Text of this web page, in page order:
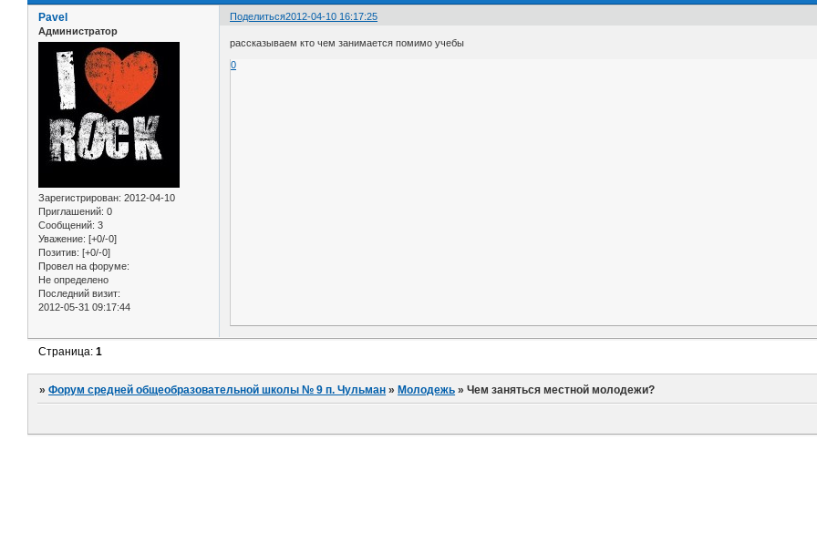
Поделиться2012-04-10 16:17:25
Pavel
Администратор
Зарегистрирован: 2012-04-10
Приглашений: 0
Сообщений: 3
Уважение: [+0/-0]
Позитив: [+0/-0]
Провел на форуме:
Не определено
Последний визит:
2012-05-31 09:17:44
рассказываем кто чем занимается помимо учебы
0
Страница:1
»Форум средней общеобразовательной школы № 9 п. Чульман »Молодежь »Чем заняться местной молодежи?